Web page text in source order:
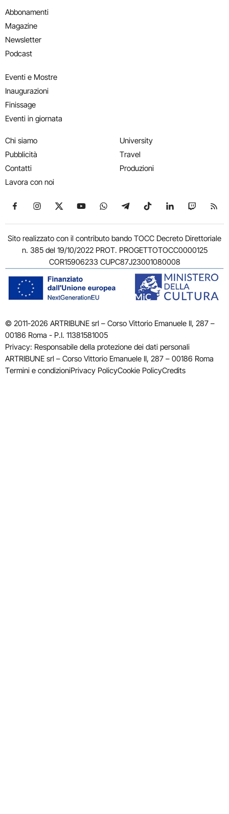
Abbonamenti
Magazine
Newsletter
Podcast
Eventi e Mostre
Inaugurazioni
Finissage
Eventi in giornata
Chi siamo
Pubblicità
Contatti
Lavora con noi
University
Travel
Produzioni
Seguici su Facebook
Seguici su Instagram
Seguici su X
Seguici su YouTube
Seguici su WhatsApp
Seguici su Telegram
Seguici su TikTok
Seguici su
Seguici
Sito realizzato con il contributo bando TOCC Decreto Direttoriale
n. 385 del 19/10/2022 PROT. PROGETTOTOCC0000125
COR15906233 CUPC87J23001080008
© 2011-2026 ARTRIBUNE srl – Corso Vittorio Emanuele II, 287 –
00186 Roma - P.I. 11381581005
Privacy: Responsabile della protezione dei dati personali
ARTRIBUNE srl – Corso Vittorio Emanuele II, 287 – 00186 Roma
Termini e condizioniPrivacy PolicyCookie PolicyCredits